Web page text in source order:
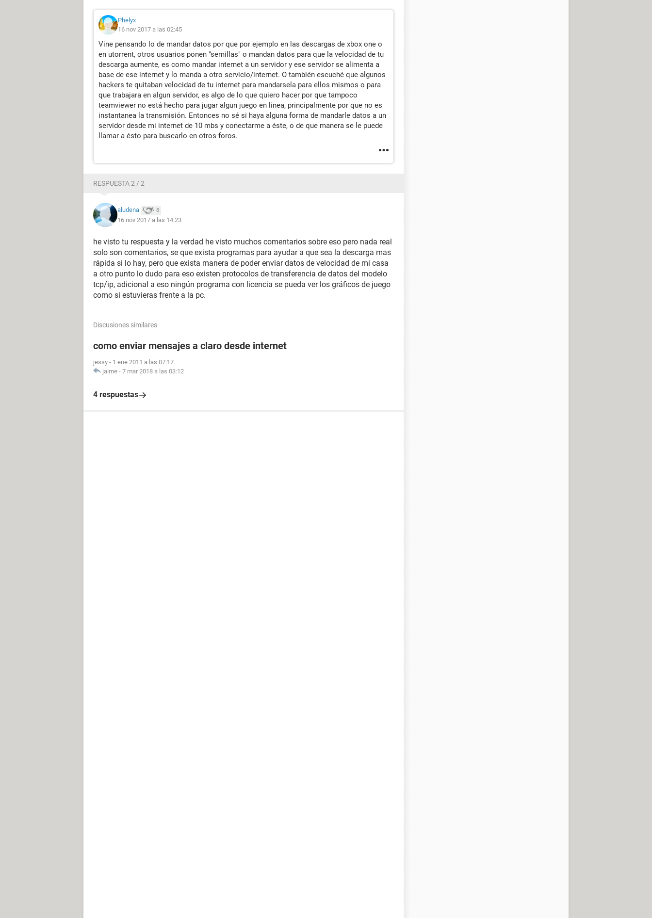
Phelyx
16 nov 2017 a las 02:45
Vine pensando lo de mandar datos por que por ejemplo en las descargas de xbox one o
en utorrent, otros usuarios ponen "semillas" o mandan datos para que la velocidad de tu
descarga aumente, es como mandar internet a un servidor y ese servidor se alimenta a
base de ese internet y lo manda a otro servicio/internet. O también escuché que algunos
hackers te quitaban velocidad de tu internet para mandarsela para ellos mismos o para
que trabajara en algun servidor, es algo de lo que quiero hacer por que tampoco
teamviewer no está hecho para jugar algun juego en linea, principalmente por que no es
instantanea la transmisión. Entonces no sé si haya alguna forma de mandarle datos a un
servidor desde mi internet de 10 mbs y conectarme a éste, o de que manera se le puede
llamar a ésto para buscarlo en otros foros.
RESPUESTA 2 / 2
aludena 8
16 nov 2017 a las 14:23
he visto tu respuesta y la verdad he visto muchos comentarios sobre eso pero nada real
solo son comentarios, se que exista programas para ayudar a que sea la descarga mas
rápida si lo hay, pero que exista manera de poder enviar datos de velocidad de mi casa
a otro punto lo dudo para eso existen protocolos de transferencia de datos del modelo
tcp/ip, adicional a eso ningún programa con licencia se pueda ver los gráficos de juego
como si estuvieras frente a la pc.
Discusiones similares
como enviar mensajes a claro desde internet
jessy - 1 ene 2011 a las 07:17
jaime - 7 mar 2018 a las 03:12
4 respuestas